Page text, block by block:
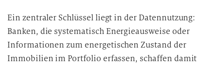
Ein zentraler Schlüssel liegt in der Datennutzung:
Banken, die systematisch Energieausweise oder
Informationen zum energetischen Zustand der
Immobilien im Portfolio erfassen, schaffen damit